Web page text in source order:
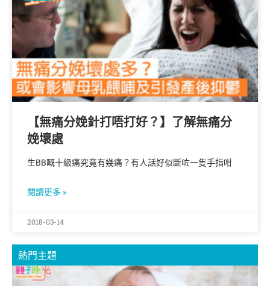
【無痛分娩針打唔打好？】了解無痛分
娩壞處
生BB嘅十級痛究竟有幾痛？有人話好似斷咗一隻手指咁
閱讀更多 »
2018-03-14
熱門主題